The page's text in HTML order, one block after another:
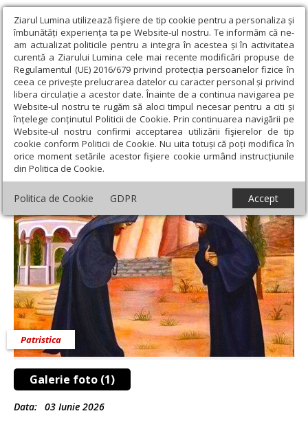
Ziarul Lumina utilizează fişiere de tip cookie pentru a personaliza și
îmbunătăți experiența ta pe Website-ul nostru. Te informăm că ne-
am actualizat politicile pentru a integra în acestea și în activitatea
curentă a Ziarului Lumina cele mai recente modificări propuse de
Regulamentul (UE) 2016/679 privind protecția persoanelor fizice în
ceea ce privește prelucrarea datelor cu caracter personal și privind
libera circulație a acestor date. Înainte de a continua navigarea pe
Website-ul nostru te rugăm să aloci timpul necesar pentru a citi și
înțelege conținutul Politicii de Cookie. Prin continuarea navigării pe
Website-ul nostru confirmi acceptarea utilizării fişierelor de tip
cookie conform Politicii de Cookie. Nu uita totuși că poți modifica în
orice moment setările acestor fişiere cookie urmând instrucțiunile
din Politica de Cookie.
Politica de Cookie GDPR Accept
Ziarul Lumina › Teologie și spiritualitate › Patristica › Un
exemplu între iubitorii de aproapele
Un exemplu între iubitorii de aproapele
Galerie foto (1)
Patristica
Data: 03 Iunie 2026